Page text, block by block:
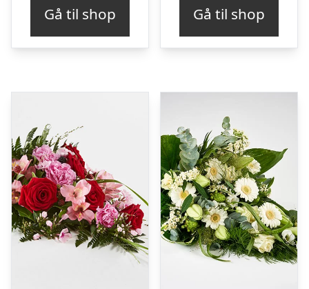
Gå til shop Gå til shop